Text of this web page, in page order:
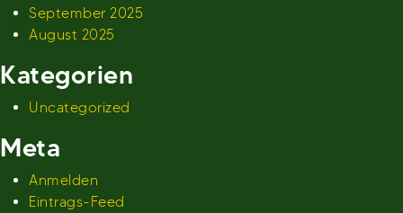
September 2025
August 2025
Kategorien
Uncategorized
Meta
Anmelden
Eintrags-Feed